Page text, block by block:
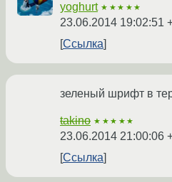
yoghurt ★★★★★
23.06.2014 19:02:51
Ссылка
зеленый шрифт в
takino ★★★★★
23.06.2014 21:00:06
Ссылка